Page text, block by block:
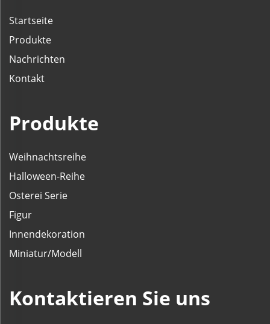
Startseite
Produkte
Nachrichten
Kontakt
Produkte
Weihnachtsreihe
Halloween-Reihe
Osterei Serie
Figur
Innendekoration
Miniatur/Modell
Kontaktieren Sie uns